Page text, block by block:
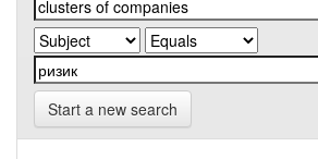
Start a new search